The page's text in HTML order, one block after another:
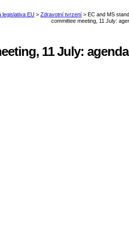
11 July: agenda